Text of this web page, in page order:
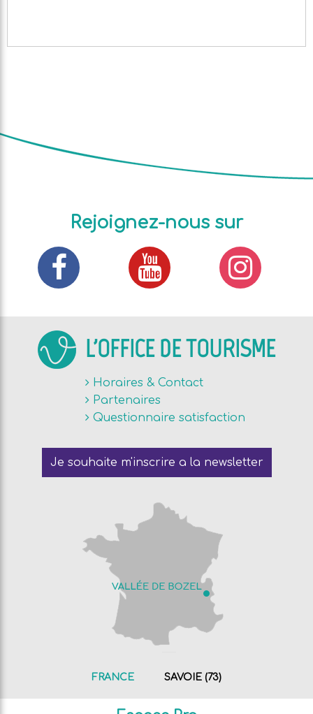
Rejoignez-nous sur
L'OFFICE DE TOURISME
Horaires & Contact
Partenaires
Questionnaire satisfaction
Je souhaite m'inscrire a la newsletter
FRANCE SAVOIE (73)